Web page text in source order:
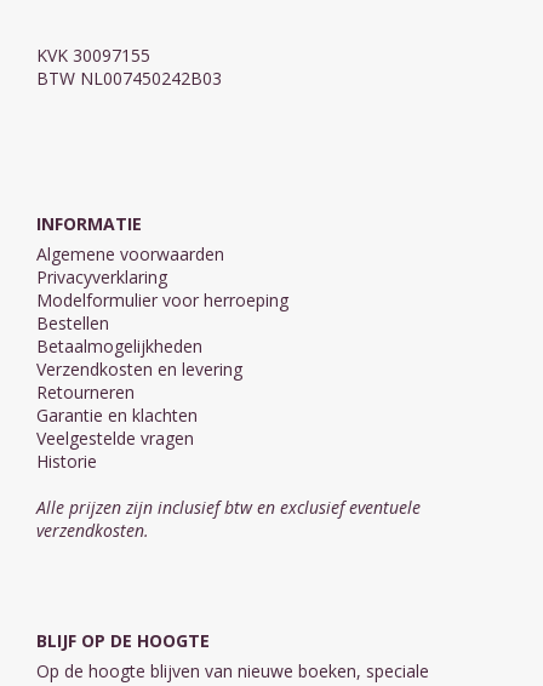
KVK 30097155
BTW NL007450242B03
INFORMATIE
Algemene voorwaarden
Privacyverklaring
Modelformulier voor herroeping
Bestellen
Betaalmogelijkheden
Verzendkosten en levering
Retourneren
Garantie en klachten
Veelgestelde vragen
Historie
Alle prijzen zijn inclusief btw en exclusief eventuele
verzendkosten.
BLIJF OP DE HOOGTE
Op de hoogte blijven van nieuwe boeken, speciale